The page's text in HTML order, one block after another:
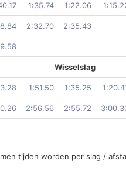
1:35.74 1:22.06
2:32.70 2:35.43
Wisselslag
1:51.50 1:35.25
2:56.56 2:55.72
tijden worden per slag /